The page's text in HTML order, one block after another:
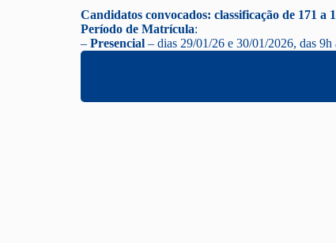
Candidatos convocados: classificação de 171 a
Período de Matrícula:
– Presencial – dias 29/01/26 e 30/01/2026, das